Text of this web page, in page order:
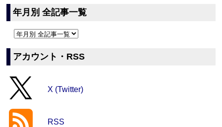
年月別 全記事一覧
アカウント・RSS
X (Twitter)
RSS